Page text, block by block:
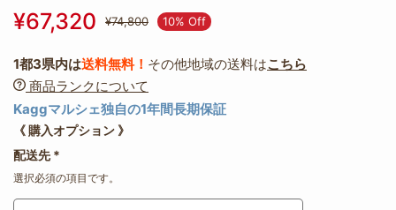
¥67,320 ¥74,800 10% Off
1都3県内は送料無料！ その他地域の送料はこちら
商品ランクについて
Kaggマルシェ独自の1年間長期保証
《 購入オプション 》
配送先*
選択必須の項目です。